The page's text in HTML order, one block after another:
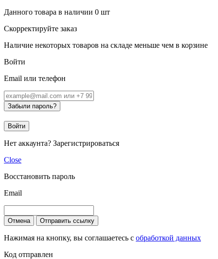
Данного товара в наличии 0 шт
Скорректируйте заказ
Наличие некоторых товаров на складе меньше чем в корзине
Войти
Email или телефон
Забыли пароль?
Войти
Нет аккаунта? Зарегистрироваться
Close
Восстановить пароль
Email
Отмена Отправить ссылку
Нажимая на кнопку, вы соглашаетесь с обработкой данных
Код отправлен